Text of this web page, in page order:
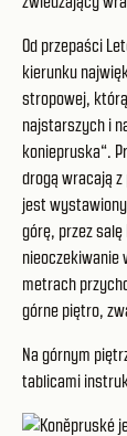
Od przepaści
kierunku
stropowej,
najstarszych i
koniepruska“.
drogą wracają z
jest
górę, przez salę
nieoczekiwanie
metrach
górne piętro,
Na górnym
tablicami